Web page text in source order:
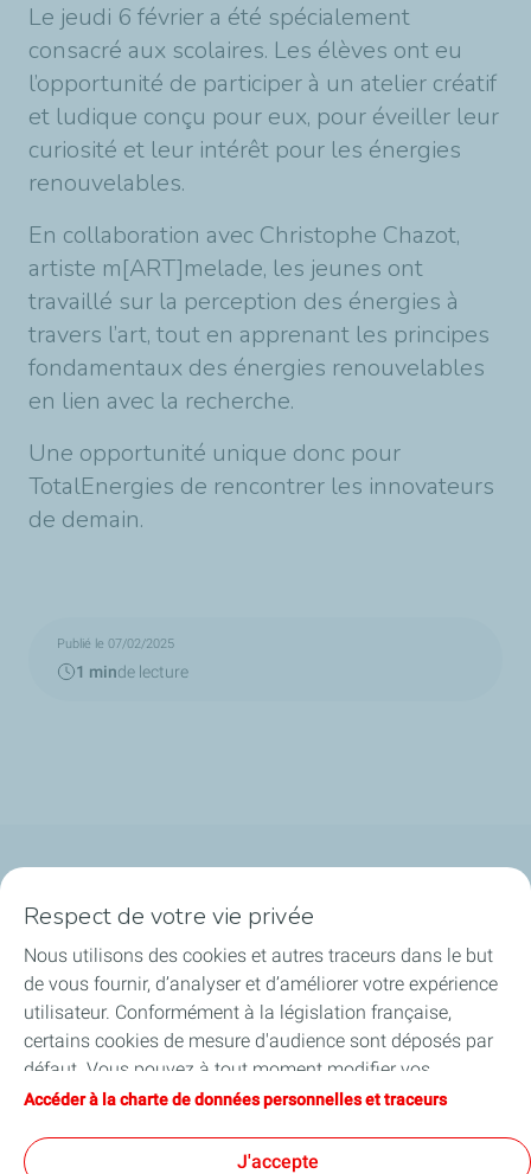
Le jeudi 6 février a été spécialement
consacré aux scolaires. Les élèves ont eu
l’opportunité de participer à un atelier créatif
et ludique conçu pour eux, pour éveiller leur
curiosité et leur intérêt pour les énergies
renouvelables.
En collaboration avec Christophe Chazot,
artiste m[ART]melade, les jeunes ont
travaillé sur la perception des énergies à
travers l’art, tout en apprenant les principes
fondamentaux des énergies renouvelables
en lien avec la recherche.
Une opportunité unique donc pour
TotalEnergies de rencontrer les innovateurs
de demain.
Publié le 07/02/2025
1 minde lecture
Notre ancrage territorial
Financer les entreprises
Soutenir les projets industriels
Accompagner à l'international
Respect de votre vie privée
Nous utilisons des cookies et autres traceurs dans le but
de vous fournir, d’analyser et d’améliorer votre expérience
utilisateur. Conformément à la législation française,
certains cookies de mesure d'audience sont déposés par
défaut. Vous pouvez à tout moment modifier vos
paramètres de cookies en cliquant sur le bouton « Gérer
vous acceptez le dépôt de l’ensemble des cookies. Dans le
Accéder à la charte de données personnelles et traceurs
J'accepte